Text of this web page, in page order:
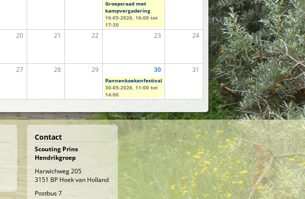
Groepsraad met
kampvergadering
16-05-2026, 16:00 tot
17:30
20 21 22 23 24
27 28 29 30 31
Pannenkoekenfestival
30-05-2026, 11:00 tot
14:00
Contact
Scouting Prins
Hendrikgroep
Harwichweg 205
3151 BP Hoek van Holland
Postbus 7